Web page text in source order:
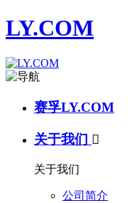
LY.COM
赛孚LY.COM
关于我们 
关于我们
公司简介